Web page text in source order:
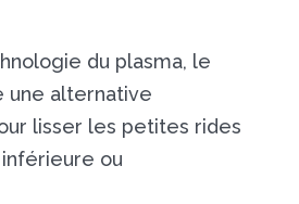
du plasma, le
une alternative
lisser les petites rides
ou